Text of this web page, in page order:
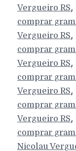
Vergueiro RS,
comprar
Vergueiro RS,
comprar
Vergueiro RS,
comprar
Vergueiro RS,
comprar
Vergueiro RS,
comprar
Nicolau